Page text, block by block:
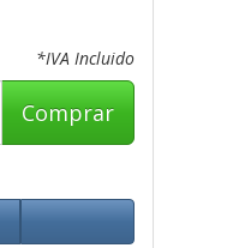
*IVA Incluido
Comprar